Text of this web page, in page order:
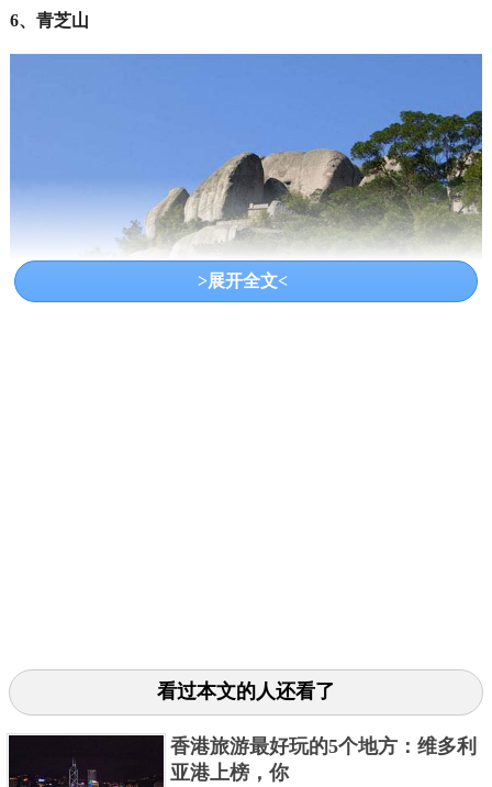
6、青芝山
>展开全文<
看过本文的人还看了
香港旅游最好玩的5个地方：维多利
亚港上榜，你